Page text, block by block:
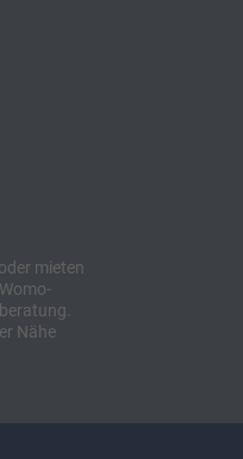
mieten
Nähe